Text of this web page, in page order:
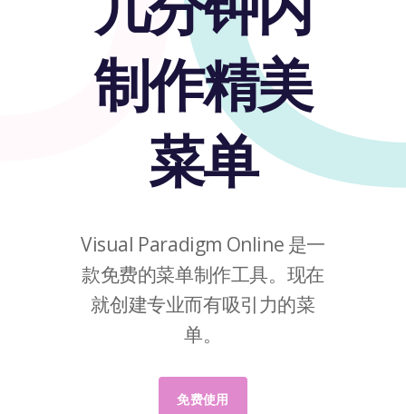
制作精美
菜单
Visual Paradigm Online 是一
款免费的菜单制作工具。现在
就创建专业而有吸引力的菜
单。
免费使用